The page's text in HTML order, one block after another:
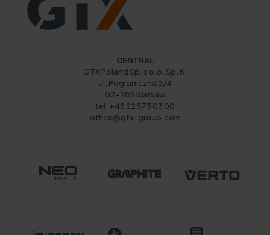
CENTRAL
GTX Poland Sp. z o.o. Sp. K.
ul. Pograniczna 2/4
02-285 Warsaw
tel. +48 22 573 03 00
office@gtx-group.com